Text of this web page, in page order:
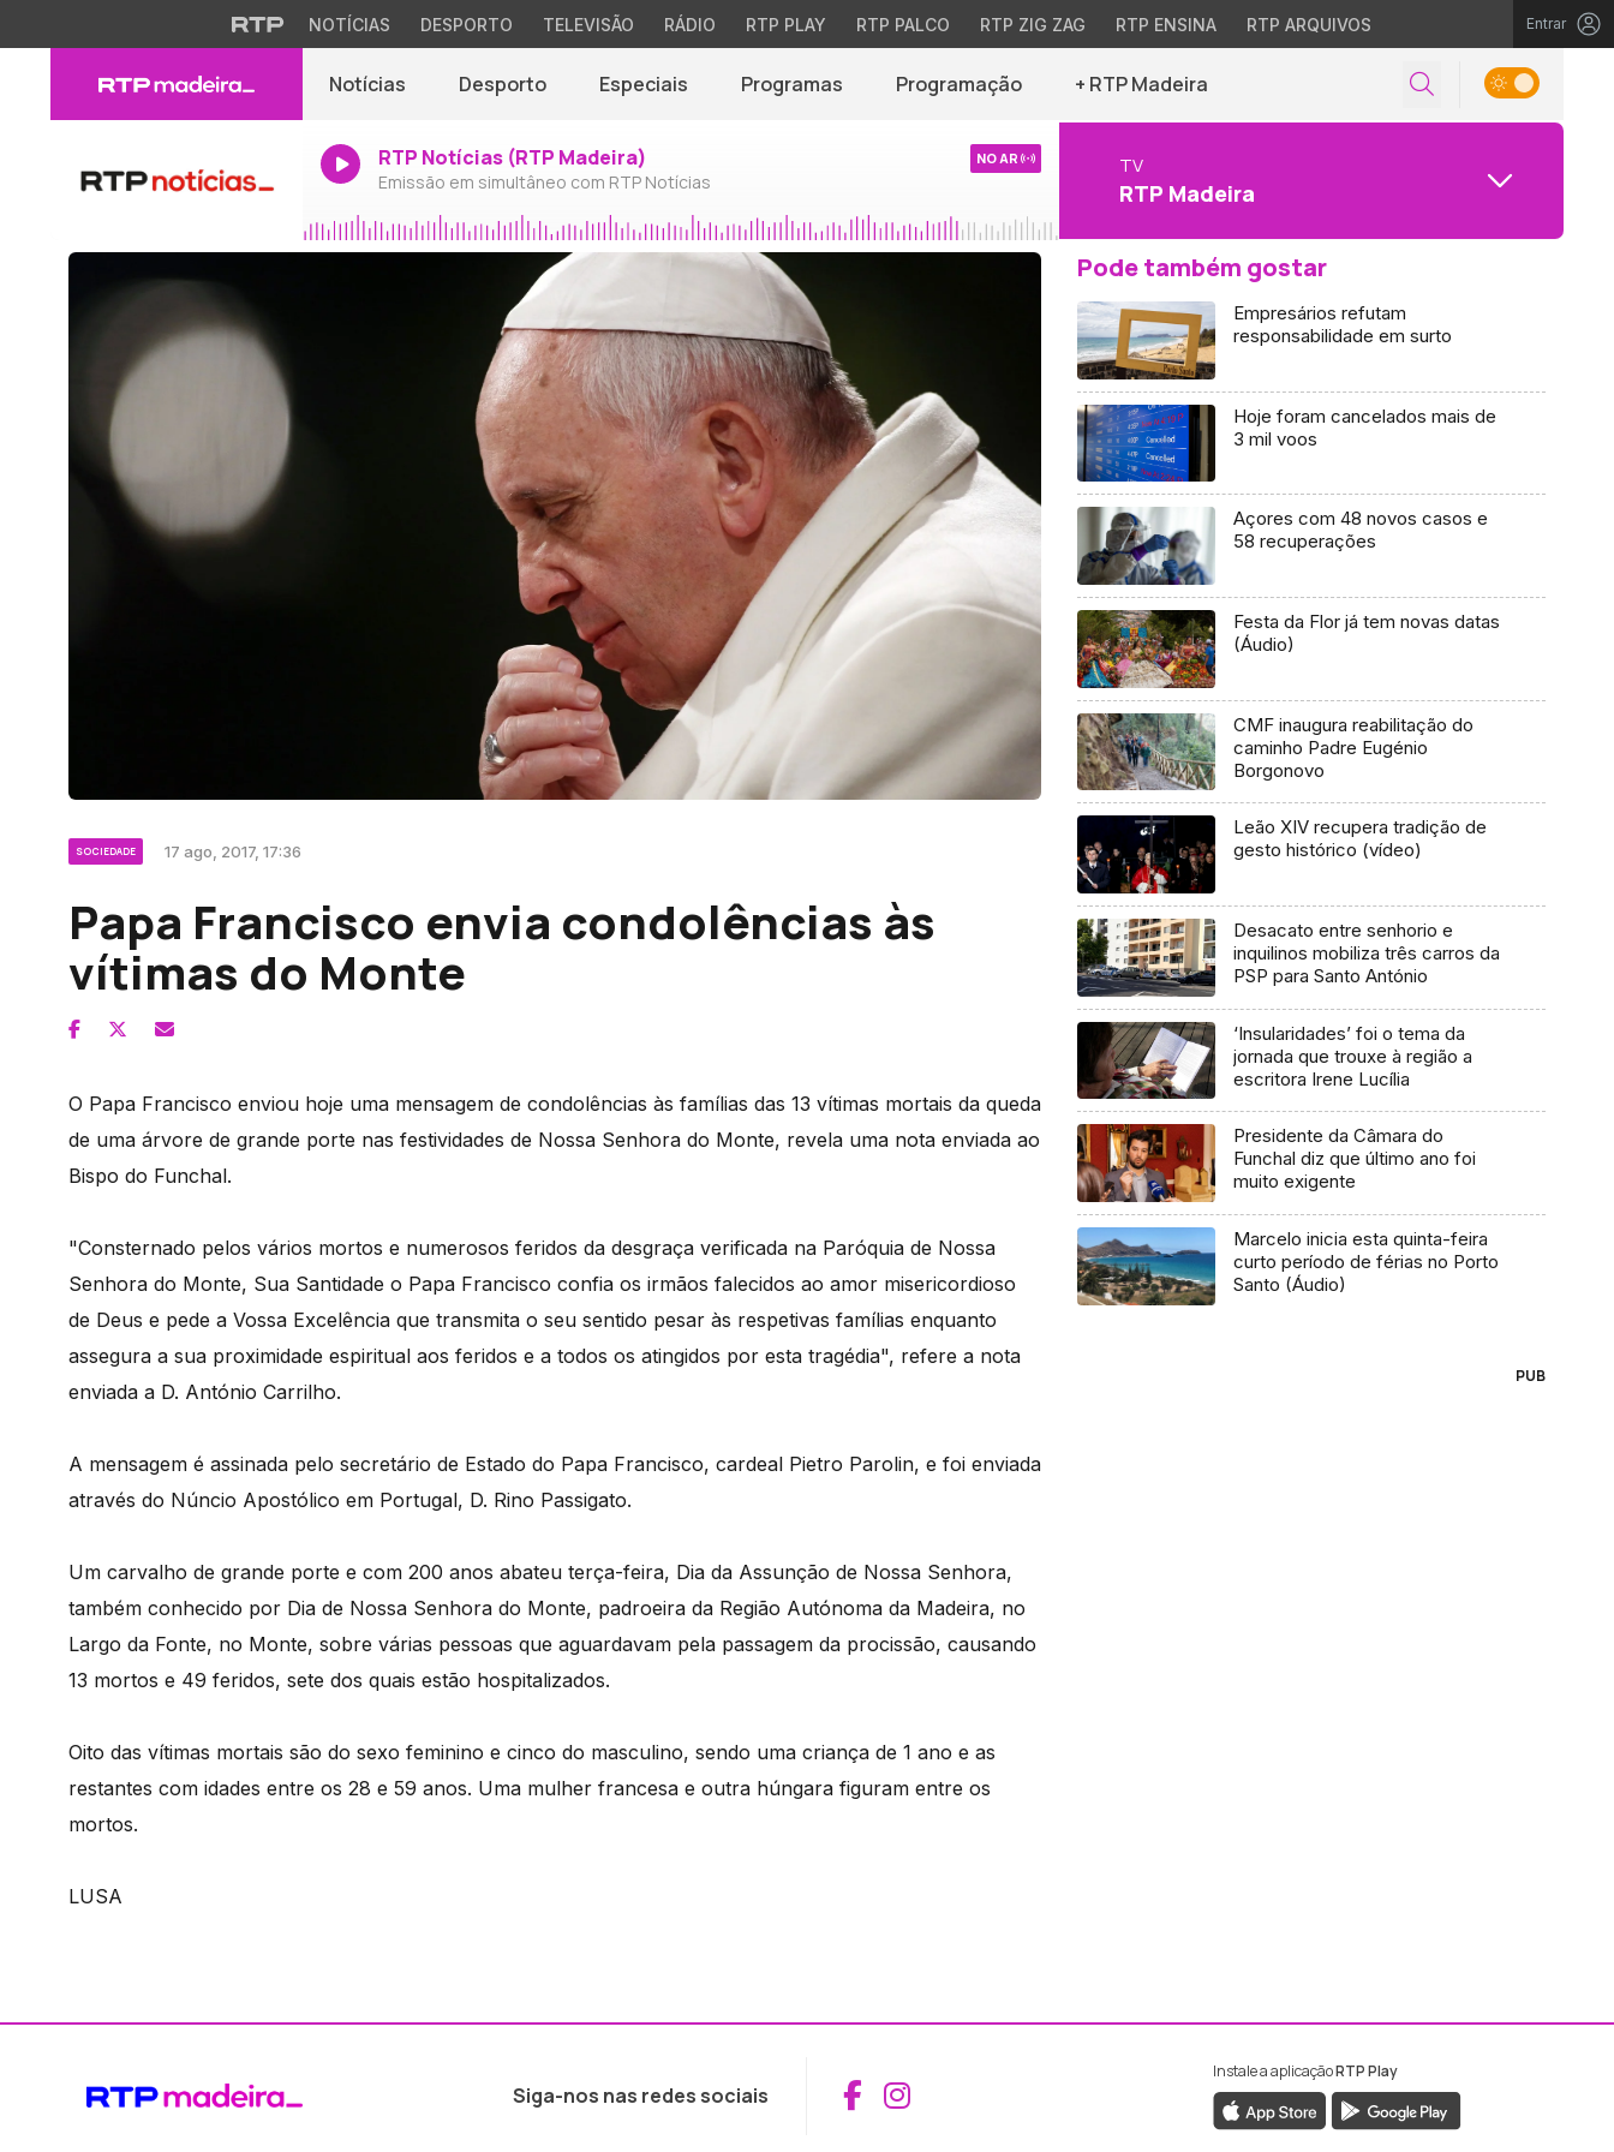
NOTÍCIAS DESPORTO TELEVISÃO RÁDIO RTP PLAY RTP PALCO RTP ZIG ZAG RTP ENSINA RTP ARQUIVOS Entrar
Notícias Desporto Especiais Programas Programação + RTP Madeira
RTP Notícias (RTP Madeira)
Emissão em simultâneo com RTP Notícias
NO AR TV
RTP Madeira
SOCIEDADE 17 ago, 2017, 17:36
Papa Francisco envia condolências às
vítimas do Monte
O Papa Francisco enviou hoje uma mensagem de condolências às famílias das 13 vítimas mortais da queda
de uma árvore de grande porte nas festividades de Nossa Senhora do Monte, revela uma nota enviada ao
Bispo do Funchal.
"Consternado pelos vários mortos e numerosos feridos da desgraça verificada na Paróquia de Nossa
Senhora do Monte, Sua Santidade o Papa Francisco confia os irmãos falecidos ao amor misericordioso
de Deus e pede a Vossa Excelência que transmita o seu sentido pesar às respetivas famílias enquanto
assegura a sua proximidade espiritual aos feridos e a todos os atingidos por esta tragédia", refere a nota
enviada a D. António Carrilho.
A mensagem é assinada pelo secretário de Estado do Papa Francisco, cardeal Pietro Parolin, e foi enviada
através do Núncio Apostólico em Portugal, D. Rino Passigato.
Um carvalho de grande porte e com 200 anos abateu terça-feira, Dia da Assunção de Nossa Senhora,
também conhecido por Dia de Nossa Senhora do Monte, padroeira da Região Autónoma da Madeira, no
Largo da Fonte, no Monte, sobre várias pessoas que aguardavam pela passagem da procissão, causando
13 mortos e 49 feridos, sete dos quais estão hospitalizados.
Oito das vítimas mortais são do sexo feminino e cinco do masculino, sendo uma criança de 1 ano e as
restantes com idades entre os 28 e 59 anos. Uma mulher francesa e outra húngara figuram entre os
mortos.
LUSA
Pode também gostar
Empresários refutam
responsabilidade em surto
Hoje foram cancelados mais de
3 mil voos
Açores com 48 novos casos e
58 recuperações
Festa da Flor já tem novas datas
(Áudio)
CMF inaugura reabilitação do
caminho Padre Eugénio
Borgonovo
Leão XIV recupera tradição de
gesto histórico (vídeo)
Desacato entre senhorio e
inquilinos mobiliza três carros da
PSP para Santo António
‘Insularidades’ foi o tema da
jornada que trouxe à região a
escritora Irene Lucília
Presidente da Câmara do
Funchal diz que último ano foi
muito exigente
Marcelo inicia esta quinta-feira
curto período de férias no Porto
Santo (Áudio)
PUB
Siga-nos nas redes sociais Aceder ao Facebook da RTP Madeira
Aceder ao Instagram da RTP Madeira
Instale a aplicaçãoRTP Play